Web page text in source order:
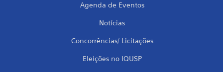
Agenda de Eventos
Notícias
Concorrências/ Licitações
Eleições no IQUSP